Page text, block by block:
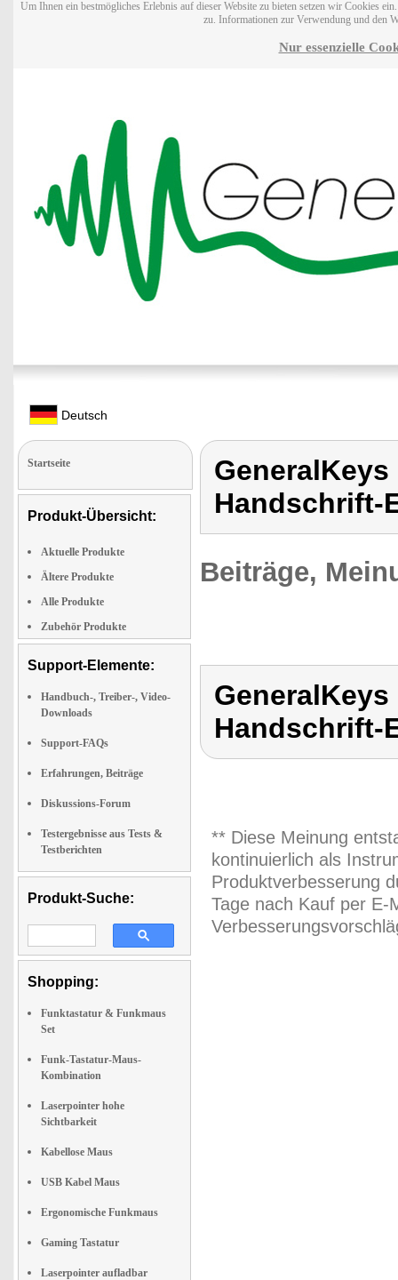
Um Ihnen ein bestmögliches Erlebnis auf dieser Website zu bieten setzen wir Cookies
zu. Informationen zur Verwendung und den
Nur essenzielle
Deutsch
Startseite
Produkt-Übersicht:
Aktuelle Produkte
Ältere Produkte
Alle Produkte
Zubehör Produkte
Support-Elemente:
Handbuch-, Treiber-, Video-
Downloads
Support-FAQs
Erfahrungen, Beiträge
Diskussions-Forum
Testergebnisse aus Tests &
Testberichten
Produkt-Suche:
Shopping:
Funktastatur & Funkmaus
Set
Funk-Tastatur-Maus-
Kombination
Laserpointer hohe
Sichtbarkeit
Kabellose Maus
USB Kabel Maus
Ergonomische Funkmaus
Gaming Tastatur
Laserpointer aufladbar
Handschrift-
Beiträge,
Handschrift-
** Diese Meinung
kontinuierlich als
Produktverbesserung
Tage nach Kauf per E-